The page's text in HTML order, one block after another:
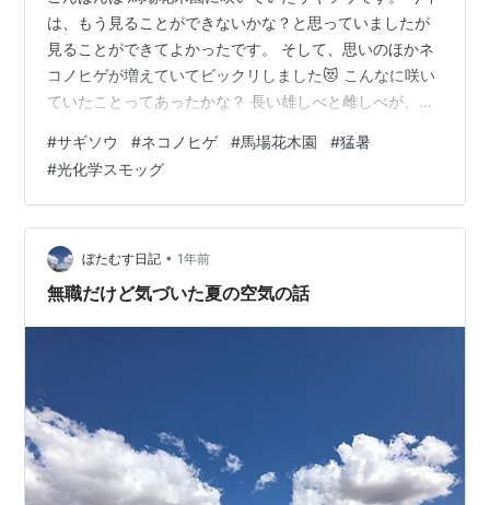
は、もう見ることができないかな？と思っていましたが
見ることができてよかったです。 そして、思いのほかネ
コノヒゲが増えていてビックリしました😻 こんなに咲い
ていたことってあったかな？ 長い雄しべと雌しべが、ぴ
ほぼ終了 ミソハギと東屋 猛暑でも、緑の多い場所は少し
涼しい・・・ 時折鳴る風鈴の音にホッとする( ⁎ᵕᴗᵕ⁎ ) 昨
日の気温は36.5度の猛暑日🌞 さらに、午後は光化学スモ
ッグの注意報まででたΣ(ﾟдﾟlll) 今日は8月最終日ですが、
37度予想・・・ たぶん外出はしない(できない)…
#サギソウ #ネコノヒゲ #馬場花木園 #猛暑
#光化学スモッグ
ぼたむす日記 • 1年前
無職だけど気づいた夏の空気の話